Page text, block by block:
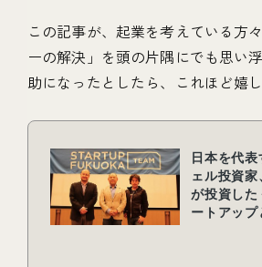
この記事が、起業を考えている方
ーの解決」を頭の片隅にでも思い
助になったとしたら、これほど嬉